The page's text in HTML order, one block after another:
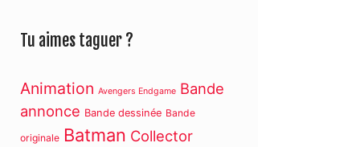
Tu aimes taguer ?
Animation Avengers Endgame Bande
annonce Bande dessinée Bande
originale Batman Collector